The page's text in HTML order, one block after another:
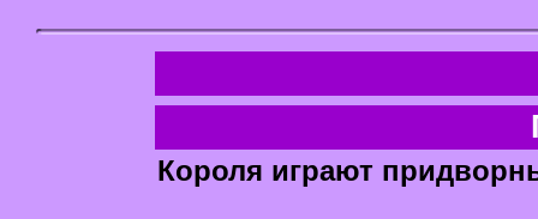
Короля играют